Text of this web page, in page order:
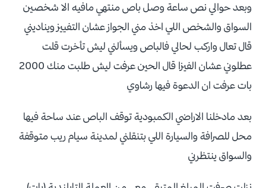
وبعد حوالي نص ساعة وصل باص منتهي مافيه الا شخصين
السواق والشخص اللي اخذ مني الجواز عشان التفييز ويناديني
قال تعال واركب لحالي فالباص ويسألني ليش تأخرت قلت
عطلوني عشان الفيزا قال الحين عرفت ليش طلبت منك 2000
بات عرفت ان الدعوة فيها رشاوي
بعد مادخلنا الاراضي الكمبودية توقف الباص عند ساحة فيها
محل للصرافة والسيارة اللي بتنقلني لمدينة سيام ريب متوقفة
والسواق ينتظرني